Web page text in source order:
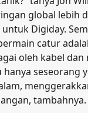
global lebih
Digiday.
catur
oleh kabel dan
hanya seseorang
tambahnya.